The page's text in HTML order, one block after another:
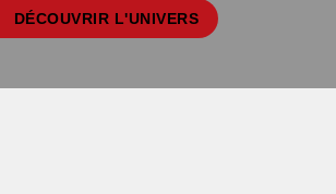
DÉCOUVRIR L'UNIVERS